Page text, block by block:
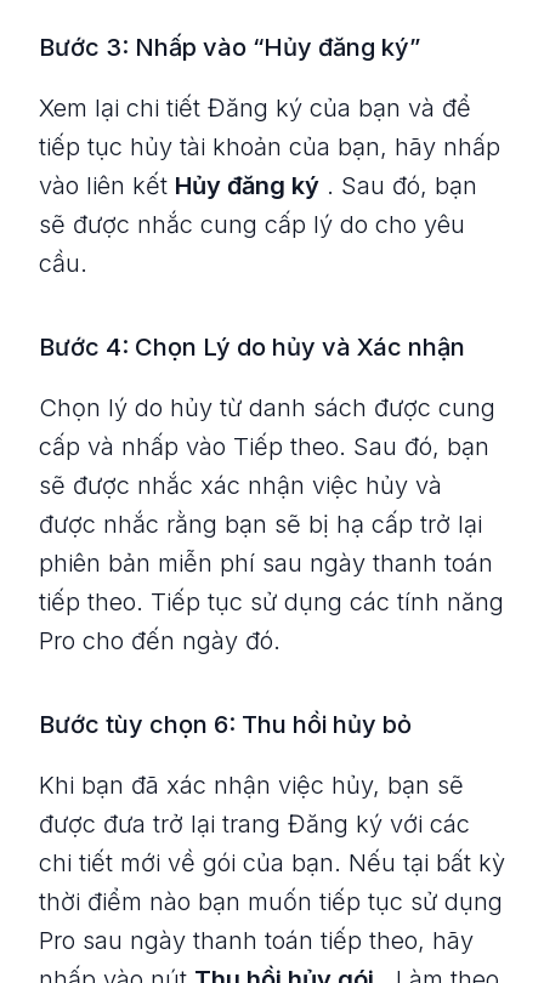
Bước 3: Nhấp vào “Hủy đăng ký”
Xem lại chi tiết Đăng ký của bạn và để
tiếp tục hủy tài khoản của bạn, hãy nhấp
vào liên kết Hủy đăng ký . Sau đó, bạn
sẽ được nhắc cung cấp lý do cho yêu
cầu.
Bước 4: Chọn Lý do hủy và Xác nhận
Chọn lý do hủy từ danh sách được cung
cấp và nhấp vào Tiếp theo. Sau đó, bạn
sẽ được nhắc xác nhận việc hủy và
được nhắc rằng bạn sẽ bị hạ cấp trở lại
phiên bản miễn phí sau ngày thanh toán
tiếp theo. Tiếp tục sử dụng các tính năng
Pro cho đến ngày đó.
Bước tùy chọn 6: Thu hồi hủy bỏ
Khi bạn đã xác nhận việc hủy, bạn sẽ
được đưa trở lại trang Đăng ký với các
chi tiết mới về gói của bạn. Nếu tại bất kỳ
thời điểm nào bạn muốn tiếp tục sử dụng
Pro sau ngày thanh toán tiếp theo, hãy